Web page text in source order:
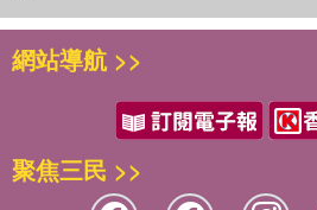
網站導航 >>
聚焦三民 >>